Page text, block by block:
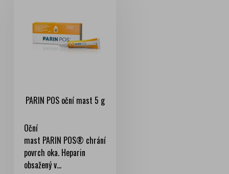
PARIN POS oční mast 5 g
Oční
mast PARIN POS® chrání
povrch oka. Heparin
obsažený v...